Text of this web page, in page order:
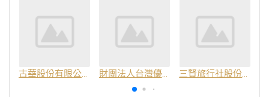
古華股份有限公司 財團法人台灣優良農產品發展協會 三賢旅行社股份有限公司